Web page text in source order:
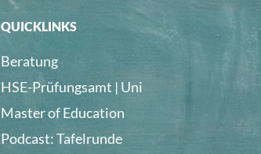
QUICKLINKS
Beratung
HSE-Prüfungsamt | Uni
Master of Education
Podcast: Tafelrunde